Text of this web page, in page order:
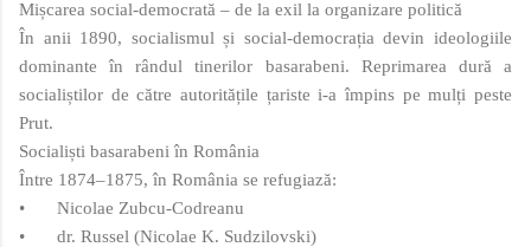
Mișcarea social‑democrată – de la exil la organizare politică
În anii 1890, socialismul și social‑democrația devin ideologiile
dominante în rândul tinerilor basarabeni. Reprimarea dură a
socialiștilor de către autoritățile țariste i-a împins pe mulți peste
Prut.
Socialiști basarabeni în România
Între 1874–1875, în România se refugiază:
•
Nicolae Zubcu‑Codreanu
•
dr. Russel (Nicolae K. Sudzilovski)